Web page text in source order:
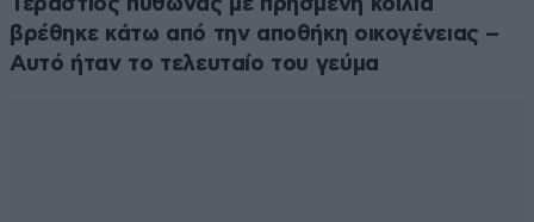
βρέθηκε κάτω από την αποθήκη οικογένειας –
Αυτό ήταν το τελευταίο του γεύμα